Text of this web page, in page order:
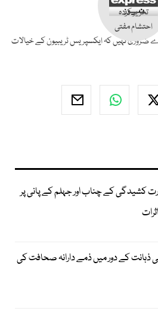
تحریر کردہ
احتشام مفتی
ضروری نہیں کہ ایکسپریس ٹریبیون کے خیالات
کشیدگی کے چناب اور جہلم کے پانی پر
کے دور میں ذمے دارانہ صحافت کی